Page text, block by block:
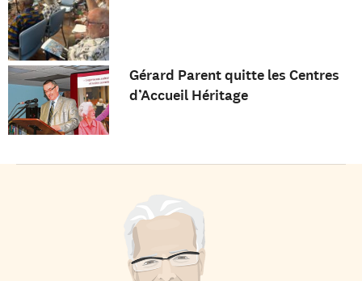
Gérard Parent quitte les Centres
d’Accueil Héritage